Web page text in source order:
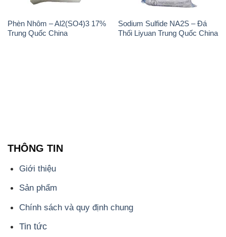
Phèn Nhôm – Al2(SO4)3 17%
Trung Quốc China
Sodium Sulfide NA2S – Đá
Thối Liyuan Trung Quốc China
THÔNG TIN
Giới thiệu
Sản phẩm
Chính sách và quy định chung
Tin tức